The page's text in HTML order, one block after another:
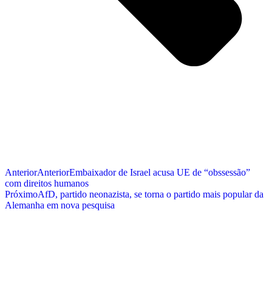
AnteriorAnteriorEmbaixador de Israel acusa UE de “obssessão”
com direitos humanos
PróximoAfD, partido neonazista, se torna o partido mais popular da
Alemanha em nova pesquisa